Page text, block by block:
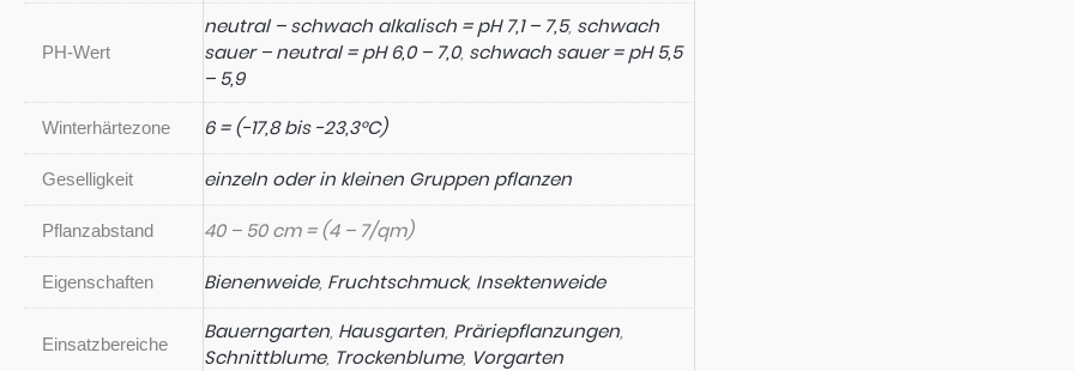
PH-Wert
neutral – schwach alkalisch = pH 7,1 – 7,5, schwach
sauer – neutral = pH 6,0 – 7,0, schwach sauer = pH 5,5
– 5,9
Winterhärtezone 6 = (-17,8 bis -23,3°C)
Geselligkeit einzeln oder in kleinen Gruppen pflanzen
Pflanzabstand 40 – 50 cm = (4 – 7/qm)
Eigenschaften Bienenweide, Fruchtschmuck, Insektenweide
Einsatzbereiche
Bauerngarten, Hausgarten, Präriepflanzungen,
Schnittblume, Trockenblume, Vorgarten